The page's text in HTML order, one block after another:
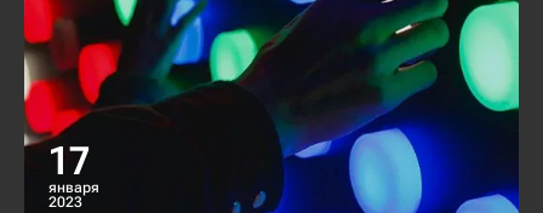
17
января
2023